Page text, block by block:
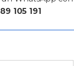
105 191